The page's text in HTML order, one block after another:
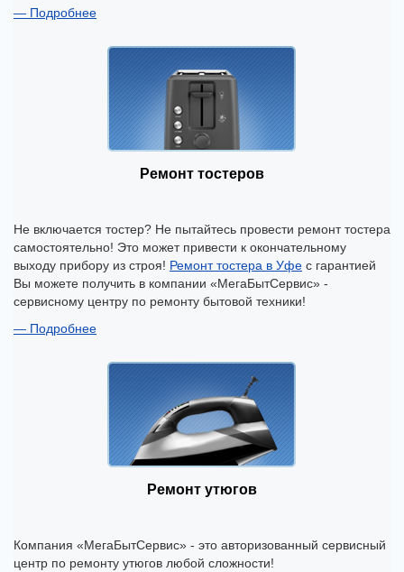
Подробнее
Ремонт тостеров
Не включается тостер? Не пытайтесь провести ремонт тостера
самостоятельно! Это может привести к окончательному
выходу прибору из строя! Ремонт тостера в Уфе с гарантией
Вы можете получить в компании «МегаБытСервис» -
сервисному центру по ремонту бытовой техники!
Подробнее
Ремонт утюгов
Компания «МегаБытСервис» - это авторизованный сервисный
центр по ремонту утюгов любой сложности!